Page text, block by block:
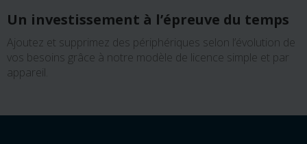
Un investissement à l’épreuve du temps
Ajoutez et supprimez des périphériques selon l’évolution de
vos besoins grâce à notre modèle de licence simple et par
appareil.